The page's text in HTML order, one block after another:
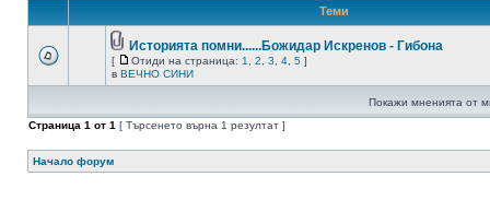
Теми
Историята помни......Божидар Искренов - Гибона
[ Отиди на страница: 1 2 3 4 5 ]
в ВЕЧНО СИНИ
Покажи мненията от
Страница 1 от 1 [ Търсенето върна 1 резултат ]
Начало форум